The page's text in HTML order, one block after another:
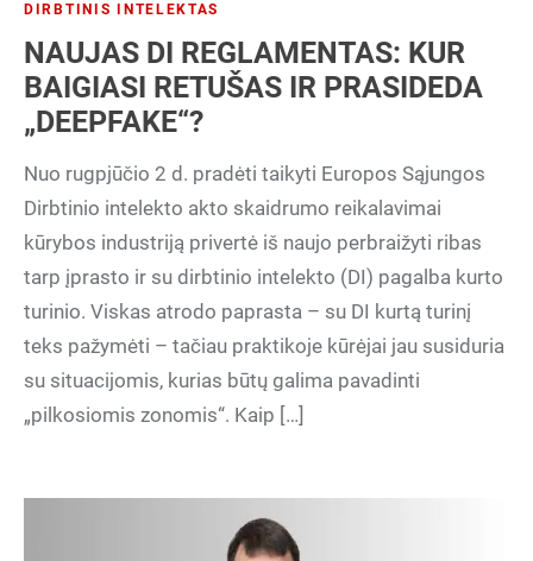
DIRBTINIS INTELEKTAS
NAUJAS DI REGLAMENTAS: KUR
BAIGIASI RETUŠAS IR PRASIDEDA
„DEEPFAKE“?
Nuo rugpjūčio 2 d. pradėti taikyti Europos Sąjungos
Dirbtinio intelekto akto skaidrumo reikalavimai
kūrybos industriją privertė iš naujo perbraižyti ribas
tarp įprasto ir su dirbtinio intelekto (DI) pagalba kurto
turinio. Viskas atrodo paprasta – su DI kurtą turinį
teks pažymėti – tačiau praktikoje kūrėjai jau susiduria
su situacijomis, kurias būtų galima pavadinti
„pilkosiomis zonomis“. Kaip […]